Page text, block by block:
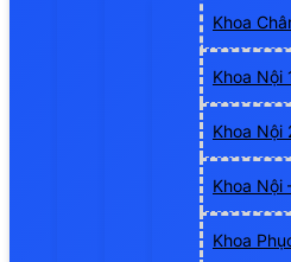
Khoa
Khoa Nội
Khoa Nội
Khoa Nội
Khoa